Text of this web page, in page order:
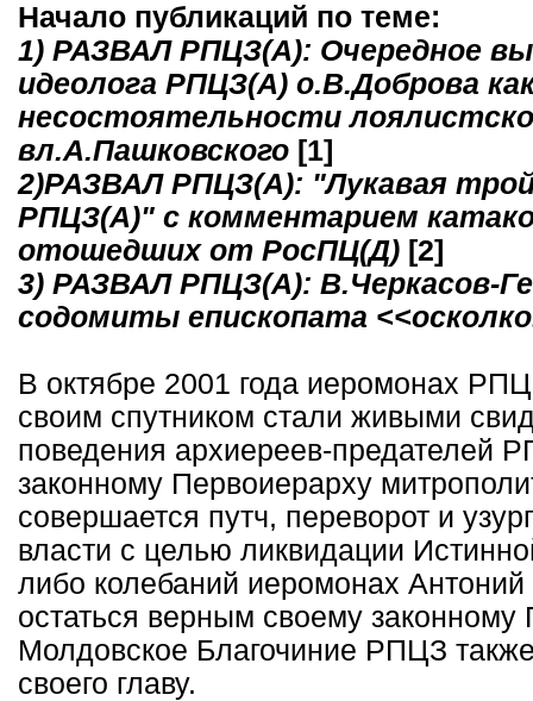
Начало публикаций по теме:
1) РАЗВАЛ РПЦЗ(А): Очередное
идеолога РПЦЗ(А) о.В.Доброва
несостоятельности
вл.А.Пашковского [1]
2)РАЗВАЛ РПЦЗ(А): "Лукавая
РПЦЗ(А)" с комментарием
отошедших от РосПЦ(Д) [2]
3) РАЗВАЛ РПЦЗ(А): В.Черкасов-
содомиты епископата
В октябре 2001 года иеромонах
своим спутником стали живыми
поведения архиереев-предателей
законному Первоиерарху
совершается путч, переворот и
власти с целью ликвидации
либо колебаний иеромонах
остаться верным своему
Молдовское Благочиние РПЦЗ
своего главу.